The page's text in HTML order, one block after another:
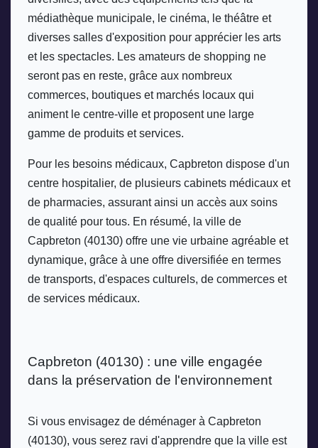
médiathèque municipale, le cinéma, le théâtre et
diverses salles d'exposition pour apprécier les arts
et les spectacles. Les amateurs de shopping ne
seront pas en reste, grâce aux nombreux
commerces, boutiques et marchés locaux qui
animent le centre-ville et proposent une large
gamme de produits et services.
Pour les besoins médicaux, Capbreton dispose d'un
centre hospitalier, de plusieurs cabinets médicaux et
de pharmacies, assurant ainsi un accès aux soins
de qualité pour tous. En résumé, la ville de
Capbreton (40130) offre une vie urbaine agréable et
dynamique, grâce à une offre diversifiée en termes
de transports, d'espaces culturels, de commerces et
de services médicaux.
Capbreton (40130) : une ville engagée
dans la préservation de l'environnement
Si vous envisagez de déménager à Capbreton
(40130), vous serez ravi d'apprendre que la ville est